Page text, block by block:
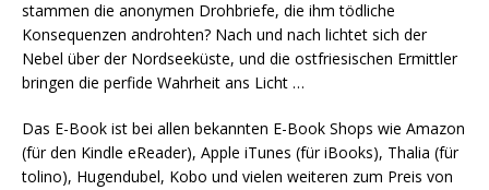
stammen die anonymen Drohbriefe, die ihm tödliche
Konsequenzen androhten? Nach und nach lichtet sich der
Nebel über der Nordseeküste, und die ostfriesischen Ermittler
bringen die perfide Wahrheit ans Licht …
Das E-Book ist bei allen bekannten E-Book Shops wie Amazon
(für den Kindle eReader), Apple iTunes (für iBooks), Thalia (für
tolino), Hugendubel, Kobo und vielen weiteren zum Preis von